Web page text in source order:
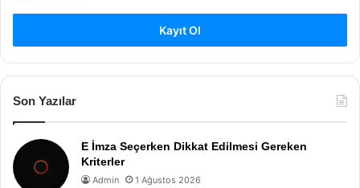
Kayıt Ol
Son Yazılar
E İmza Seçerken Dikkat Edilmesi Gereken
Kriterler
Admin 1 Ağustos 2026